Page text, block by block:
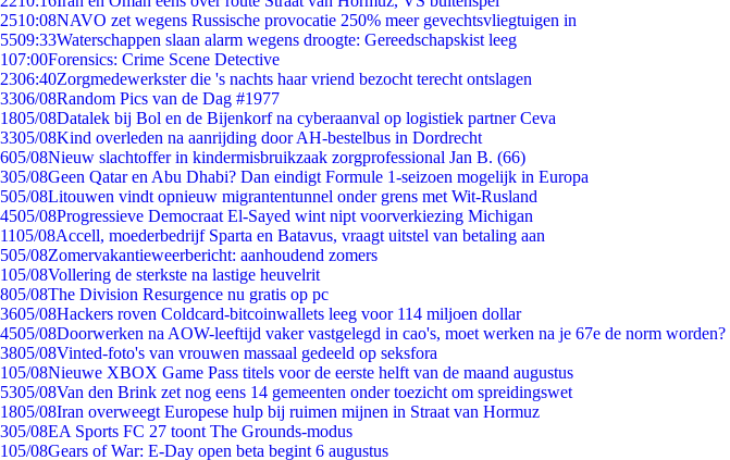
2510:08NAVO zet wegens Russische provocatie 250% meer gevechtsvliegtuigen in
5509:33Waterschappen slaan alarm wegens droogte: Gereedschapskist leeg
107:00Forensics: Crime Scene Detective
2306:40Zorgmedewerkster die 's nachts haar vriend bezocht terecht ontslagen
3306/08Random Pics van de Dag #1977
1805/08Datalek bij Bol en de Bijenkorf na cyberaanval op logistiek partner Ceva
3305/08Kind overleden na aanrijding door AH-bestelbus in Dordrecht
605/08Nieuw slachtoffer in kindermisbruikzaak zorgprofessional Jan B. (66)
305/08Geen Qatar en Abu Dhabi? Dan eindigt Formule 1-seizoen mogelijk in Europa
505/08Litouwen vindt opnieuw migrantentunnel onder grens met Wit-Rusland
4505/08Progressieve Democraat El-Sayed wint nipt voorverkiezing Michigan
1105/08Accell, moederbedrijf Sparta en Batavus, vraagt uitstel van betaling aan
505/08Zomervakantieweerbericht: aanhoudend zomers
105/08Vollering de sterkste na lastige heuvelrit
805/08The Division Resurgence nu gratis op pc
3605/08Hackers roven Coldcard-bitcoinwallets leeg voor 114 miljoen dollar
4505/08Doorwerken na AOW-leeftijd vaker vastgelegd in cao's, moet werken na je 67e de norm worden?
3805/08Vinted-foto's van vrouwen massaal gedeeld op seksfora
105/08Nieuwe XBOX Game Pass titels voor de eerste helft van de maand augustus
5305/08Van den Brink zet nog eens 14 gemeenten onder toezicht om spreidingswet
1805/08Iran overweegt Europese hulp bij ruimen mijnen in Straat van Hormuz
305/08EA Sports FC 27 toont The Grounds-modus
105/08Gears of War: E-Day open beta begint 6 augustus